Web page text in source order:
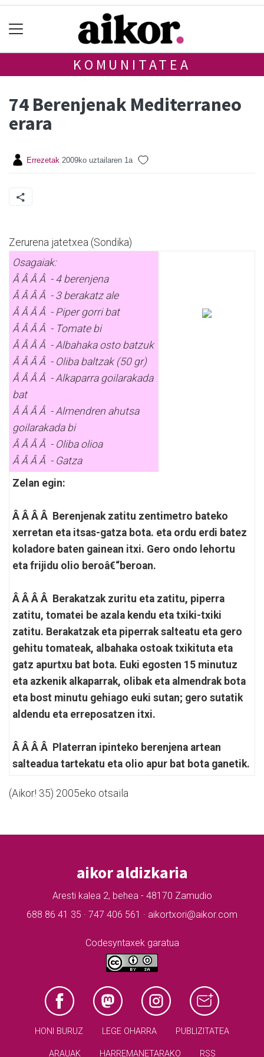
KOMUNITATEA
74 Berenjenak Mediterraneo
erara
Errezetak 2009ko uztailaren 1a
Zerurena jatetxea (Sondika)
Osagaiak:
Â Â Â Â - 4 berenjena
Â Â Â Â - 3 berakatz ale
Â Â Â Â - Piper gorri bat
Â Â Â Â - Tomate bi
Â Â Â Â - Albahaka osto batzuk
Â Â Â Â - Oliba baltzak (50 gr)
Â Â Â Â - Alkaparra goilarakada
bat
Â Â Â Â - Almendren ahutsa
goilarakada bi
Â Â Â Â - Oliba olioa
Â Â Â Â - Gatza
Zelan egin:
Â Â Â Â Berenjenak zatitu zentimetro bateko
xerretan eta itsas-gatza bota. eta ordu erdi batez
koladore baten gainean itxi. Gero ondo lehortu
eta frijidu olio beroâ€“beroan.
Â Â Â Â Berakatzak zuritu eta zatitu, piperra
zatitu, tomatei be azala kendu eta txiki-txiki
zatitu. Berakatzak eta piperrak salteatu eta gero
gehitu tomateak, albahaka ostoak txikituta eta
gatz apurtxu bat bota. Euki egosten 15 minutuz
eta azkenik alkaparrak, olibak eta almendrak bota
eta bost minutu gehiago euki sutan; gero sutatik
aldendu eta erreposatzen itxi.
Â Â Â Â Platerran ipinteko berenjena artean
salteadua tartekatu eta olio apur bat bota ganetik.
(Aikor! 35) 2005eko otsaila
aikor aldizkaria
Aresti kalea 2, behea - 48170 Zamudio
688 86 41 35 · 747 406 561 · aikortxori@aikor.com
Codesyntaxek garatua
HONI BURUZ LEGE OHARRA PUBLIZITATEA
ARAUAK HARREMANETARAKO RSS